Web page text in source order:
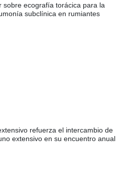
sobre ecografía torácica para la
subclínica en rumiantes
refuerza el intercambio de
extensivo en su encuentro anual